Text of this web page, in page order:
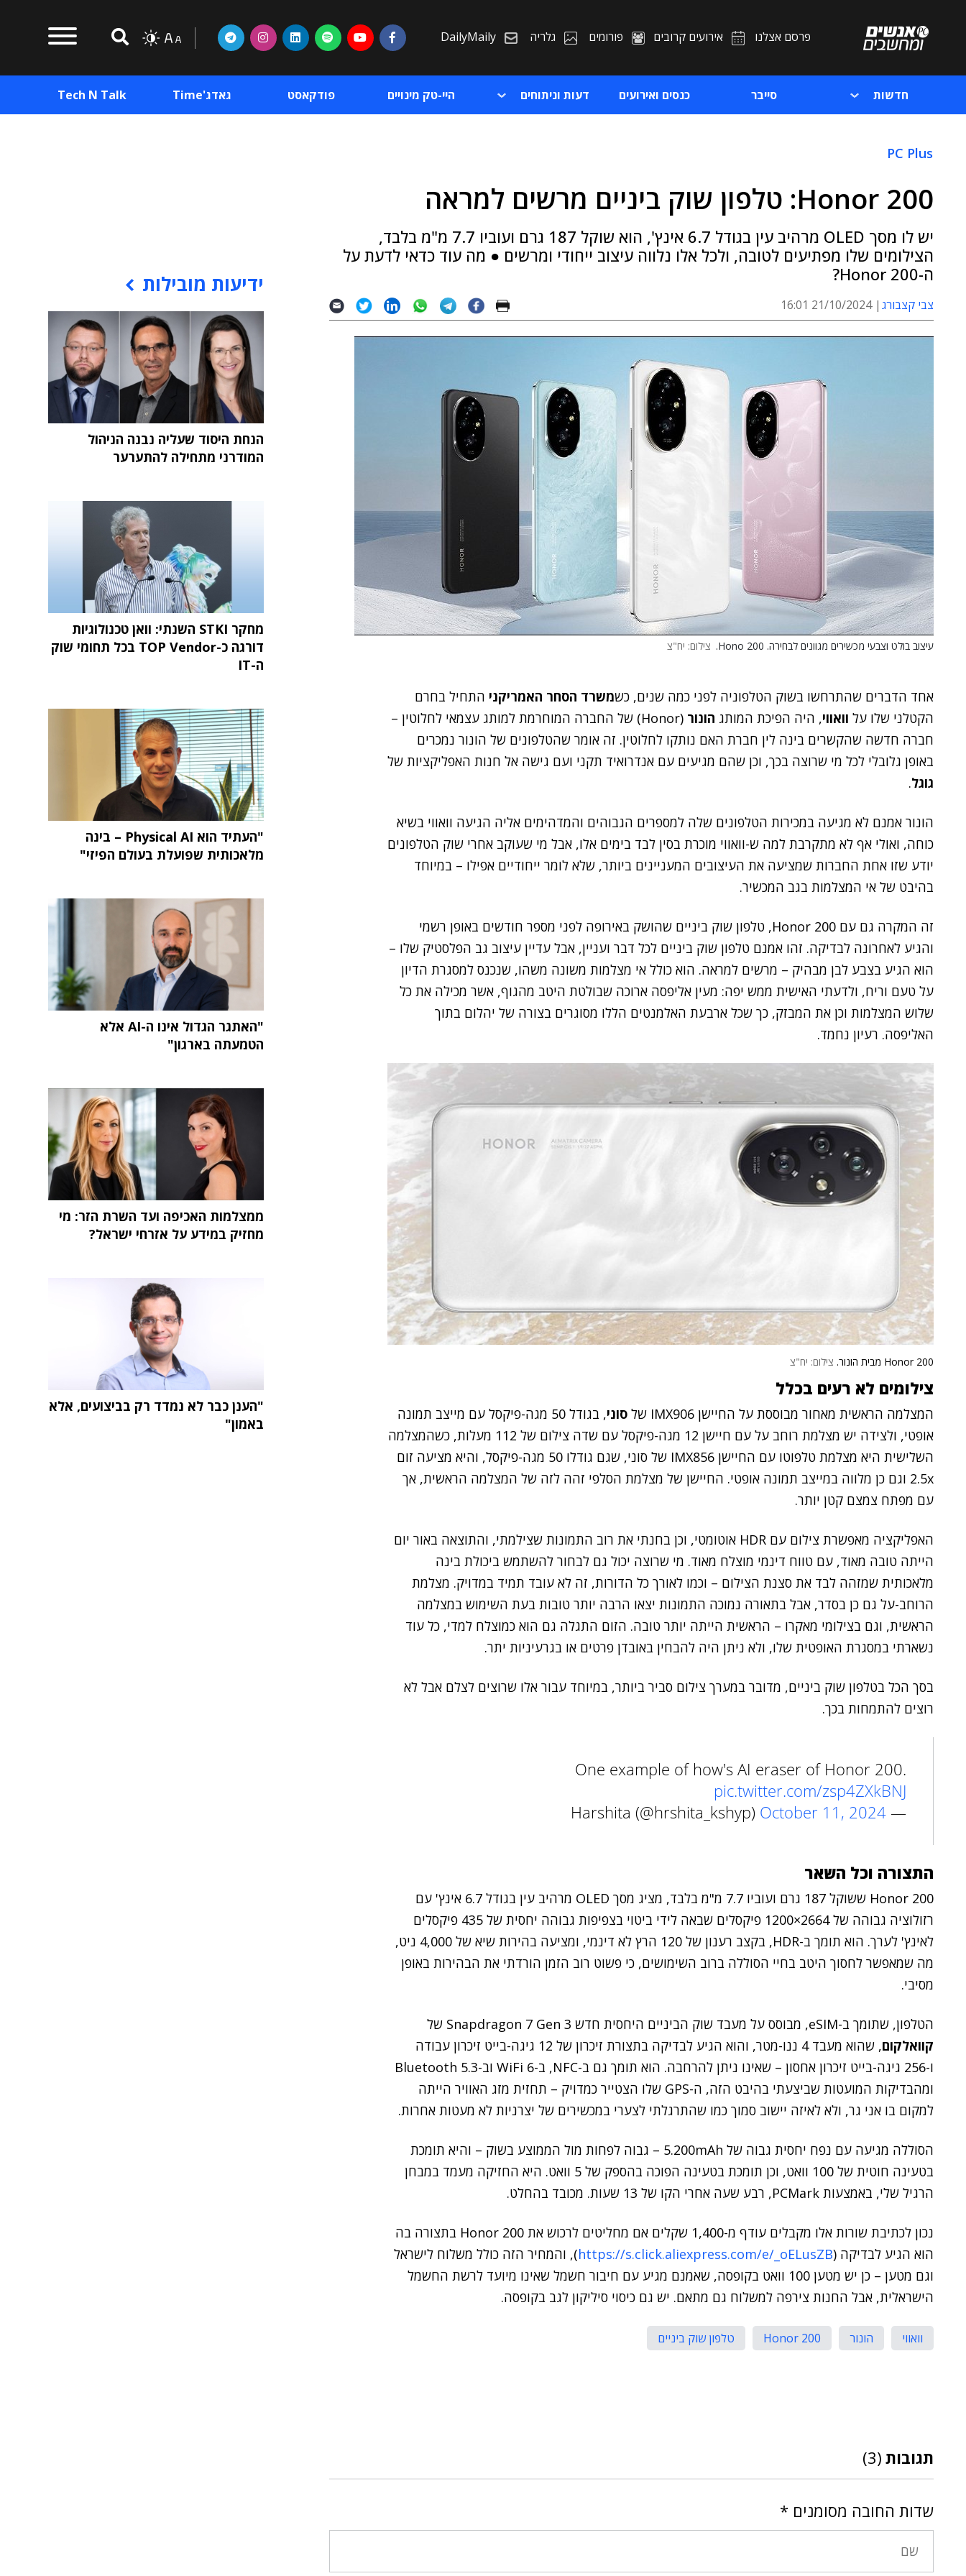
פרסם אצלנו אירועים קרובים פורומים גלריה DailyMaily
חדשות סייבר כנסים ואירועים דעות וניתוחים היי-טק מינויים פודקאסט גאדג'Time Tech N Talk
PC Plus
Honor 200: טלפון שוק ביניים מרשים למראה
יש לו מסך OLED מרהיב עין בגודל 6.7 אינץ', הוא שוקל 187 גרם ועוביו 7.7 מ"מ בלבד,
הצילומים שלו מפתיעים לטובה, ולכל אלו נלווה עיצוב ייחודי ומרשים ● מה עוד כדאי לדעת על
ה-Honor 200?
צבי קצבורג 21/10/2024 16:01
עיצוב בולט וצבעי מכשירים מגוונים לבחירה. Hono 200. צילום: יח"צ
אחד הדברים שהתרחשו בשוק הטלפוניה לפני כמה שנים, כשמשרד הסחר האמריקני התחיל בחרם
הקטלני שלו על וואווי, היה הפיכת המותג הונור
(Honor) של החברה המוחרמת למותג עצמאי לחלוטין –
חברה חדשה שהקשרים בינה לין חברת האם נותקו לחלוטין. זה אומר שהטלפונים של הונור נמכרים
באופן גלובלי לכל מי שרוצה בכך, וכן שהם מגיעים עם אנדרואיד תקני ועם גישה אל חנות האפליקציות של
גוגל.
הונור אמנם לא מגיעה במכירות הטלפונים שלה למספרים הגבוהים והמדהימים אליה הגיעה וואווי בשיא
כוחה, ואולי אף לא מתקרבת למה ש-וואווי מוכרת בסין לבד בימים אלו, אבל מי שעוקב אחרי שוק הטלפונים
יודע שזו אחת החברות שמציעה את העיצובים המעניינים ביותר, שלא לומר ייחודיים אפילו – במיוחד
בהיבט של אי המצלמות בגב המכשיר.
זה המקרה גם עם Honor 200, טלפון שוק ביניים שהושק באירופה לפני מספר חודשים באופן רשמי
והגיע לאחרונה לבדיקה. זהו אמנם טלפון שוק ביניים לכל דבר ועניין, אבל עדיין עיצוב גב הפלסטיק שלו –
הוא הגיע בצבע לבן מבהיק – מרשים למראה. הוא כולל אי מצלמות משונה משהו, שנכנס למסגרת הדיון
על טעם וריח, ולדעתי האישית ממש יפה: מעין אליפסה ארוכה שבולטת היטב מהגוף, אשר מכילה את כל
שלוש המצלמות וכן את המבזק, כך שכל ארבעת האלמנטים הללו מסוגרים בצורה של יהלום בתוך
האליפסה. רעיון נחמד.
Honor 200 מבית הונור. צילום: יח"צ
צילומים לא רעים בכלל
המצלמה הראשית מאחור מבוססת על החיישן IMX906 של סוני
, בגודל 50 מגה-פיקסל עם מייצב תמונה
אופטי, ולצידה יש מצלמת רוחב על עם חיישן 12 מגה-פיקסל עם שדה צילום של 112 מעלות, כשהמצלמה
השלישית היא מצלמת טלפוטו עם החיישן IMX856 של סוני, שגם גודלו 50 מגה-פיקסל, והיא מציעה זום
2.5x וגם כן מלווה במייצב תמונה אופטי. החיישן של מצלמת הסלפי זהה לזה של המצלמה הראשית, אך
עם מפתח צמצם קטן יותר.
האפליקציה מאפשרת צילום עם HDR אוטומטי, וכן בחנתי את רוב התמונות שצילמתי, והתוצאה באור יום
הייתה טובה מאוד, עם טווח דינמי מוצלח מאוד. מי שרוצה יכול גם לבחור להשתמש ביכולת בינה
מלאכותית שמזהה לבד את סצנת הצילום – וכמו לאורך כל הדורות, זה לא עובד תמיד במדויק. מצלמת
הרוחב-על גם כן בסדר, אבל בתאורה נמוכה התמונות יצאו הרבה יותר טובות בעת השימוש במצלמה
הראשית, וגם בצילומי מאקרו – הראשית הייתה יותר טובה. הזום התגלה גם הוא כמוצלח למדי, כל עוד
נשארתי במסגרת האופטית שלו, ולא ניתן היה להבחין באובדן פרטים או בגרעיניות יתר.
בסך הכל בטלפון שוק ביניים, מדובר במערך צילום סביר ביותר, במיוחד עבור אלו שרוצים לצלם אבל לא
רוצים להתמחות בכך.
One example of how's AI eraser of Honor 200.
pic.twitter.com/zsp4ZXkBNJ
— Harshita (@hrshita_kshyp)
October 11, 2024
התצורה וכל השאר
Honor 200 ששוקל 187 גרם ועוביו 7.7 מ"מ בלבד, מציג מסך OLED מרהיב עין בגודל 6.7 אינץ' עם
רזולוציה גבוהה של 2664×1200 פיקסלים שבאה לידי ביטוי בצפיפות גבוהה יחסית של 435 פיקסלים
לאינץ' לערך. הוא תומך ב-HDR, בקצב רענון של 120 הרץ לא דינמי, ומציעה בהירות שיא של 4,000 ניט,
מה שמאפשר לחסוך היטב בחיי הסוללה ברוב השימושים, כי פשוט רוב הזמן הורדתי את הבהירות באופן
מסיבי.
הטלפון, שתומך ב-eSIM, מבוסס על מעבד שוק הביניים היחסית חדש Snapdragon 7 Gen 3 של
קוואלקום
, שהוא מעבד 4 ננו-מטר, והוא הגיע לבדיקה בתצורת זיכרון של 12 גיגה-בייט זיכרון עבודה
ו-256 גיגה-בייט זיכרון אחסון – שאינו ניתן להרחבה. הוא תומך גם ב-NFC, ב-WiFi 6 וב-Bluetooth 5.3
ומהבדיקות המועטות שביצעתי בהיבט הזה, ה-GPS שלו הצטייר כמדויק – תחזית מזג האוויר הייתה
למקום בו אני גר, ולא לאיזה יישוב סמוך כמו שהתרגלתי לצערי במכשירים של יצרניות לא מעטות אחרות.
הסוללה מגיעה עם נפח יחסית גבוה של 5.200mAh – גבוה לפחות מול הממוצע בשוק – והיא תומכת
בטעינה חוטית של 100 וואט, וכן תומכת בטעינה הפוכה בהספק של 5 וואט. היא החזיקה מעמד במבחן
הרגיל שלי, באמצעות PCMark, רבע שעה אחרי הקו של 13 שעות. מכובד בהחלט.
נכון לכתיבת שורות אלו מקבלים עודף מ-1,400 שקלים אם מחליטים לרכוש את Honor 200 בתצורה בה
הוא הגיע לבדיקה (https://s.click.aliexpress.com/e/_oELusZB), והמחיר הזה כולל משלוח לישראל
וגם מטען – כן יש מטען 100 וואט בקופסה, שאמנם מגיע עם חיבור חשמל שאינו מיועד לרשת החשמל
הישראלית, אבל החנות צירפה למשלוח גם מתאם. יש גם כיסוי סיליקון לגב בקופסה.
וואווי הונור Honor 200 טלפון שוק ביניים
תגובות (3)
שדות החובה מסומנים *
ידיעות מובילות
הנחת היסוד שעליה נבנה הניהול
המודרני מתחילה להתערער
מחקר STKI השנתי: וואן טכנולוגיות
דורגה כ-TOP Vendor בכל תחומי שוק
ה-IT
"העתיד הוא Physical AI – בינה
מלאכותית שפועלת בעולם הפיזי"
"האתגר הגדול אינו ה-AI אלא
הטמעתה בארגון"
ממצלמות האכיפה ועד השרת הזר: מי
מחזיק במידע על אזרחי ישראל?
"הענן כבר לא נמדד רק בביצועים, אלא
באמון"